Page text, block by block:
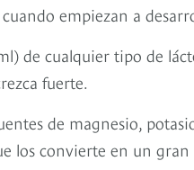
empiezan a
de cualquier tipo de
fuerte.
de magnesio,
los convierte en un